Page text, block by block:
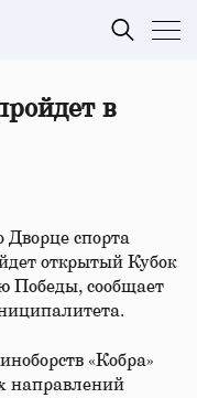
в
Дворце спорта
открытый Кубок
Победы, сообщает
«Кобра»
направлений